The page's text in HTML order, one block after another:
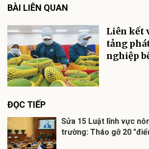
BÀI LIÊN QUAN
Liên kết
tảng
nghiệp
ĐỌC TIẾP
Sửa 15 Luật lĩnh vực
trường: Tháo gỡ 20